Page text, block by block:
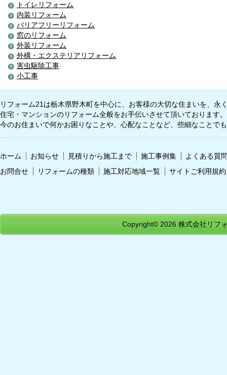
トイレリフォーム
内装リフォーム
バリアフリーリフォーム
窓のリフォーム
外装リフォーム
外構・エクステリアリフォーム
害虫駆除工事
小工事
リフォーム21は栃木県野木町を中心に、お客様の大切な住まいを、永
住宅・マンションのリフォーム全般をお手伝いさせて頂いております。
今のお住まいで何かお困りなことや、心配なことなど、些細なことで
ホーム お知らせ 見積りから施工まで 施工事例集
よくある質
お問合せ
リフォームの種類 施工対応地域一覧 サイトご利用規約
Copyright© 2026 株式会社リフ